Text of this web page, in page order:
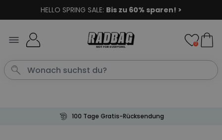
HELLO SPRING SALE: Bis zu 60% sparen! >
0
100 Tage Gratis-Rücksendung